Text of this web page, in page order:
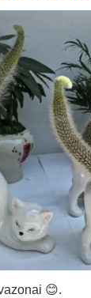
😊.